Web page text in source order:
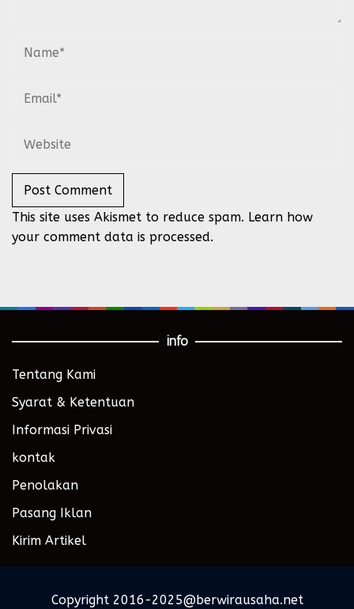
This site uses Akismet to reduce spam. Learn how
your comment data is processed.
info
Tentang Kami
Syarat & Ketentuan
Informasi Privasi
kontak
Penolakan
Pasang Iklan
Kirim Artikel
Copyright 2016-2025@berwirausaha.net